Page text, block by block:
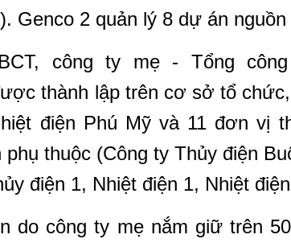
Genco 2 quản lý 8 dự án nguồn
BCT, công ty mẹ - Tổng
thành lập trên cơ sở tổ
điện Phú Mỹ và 11 đơn vị
thuộc (Công ty Thủy điện
điện 1, Nhiệt điện 1, Nhiệt
do công ty mẹ nắm giữ trên